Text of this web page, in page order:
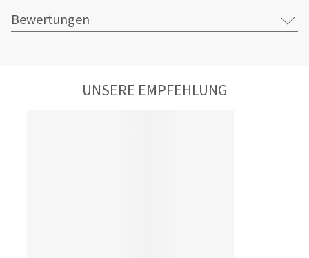
Bewertungen
UNSERE EMPFEHLUNG